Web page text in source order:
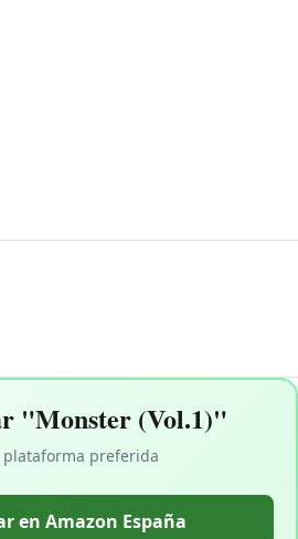
"Monster (Vol.1)"
plataforma preferida
en Amazon España